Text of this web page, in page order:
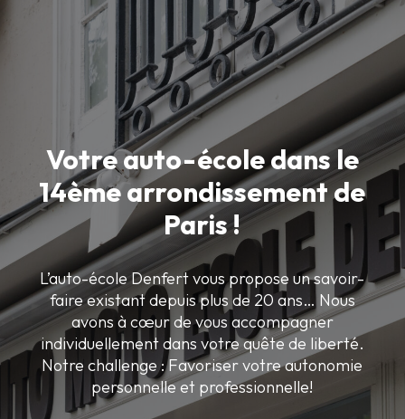
Votre auto-école dans le
14ème arrondissement de
Paris !
L’auto-école Denfert vous propose un savoir-
faire existant depuis plus de 20 ans… Nous
avons à cœur de vous accompagner
individuellement dans votre quête de liberté.
Notre challenge : Favoriser votre autonomie
personnelle et professionnelle!